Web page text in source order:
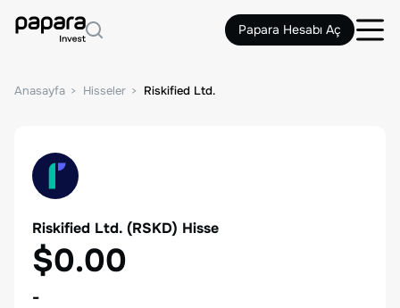
Papara Hesabı Aç
Anasayfa Hisseler Riskified Ltd.
Riskified Ltd. (RSKD) Hisse
$0.00
-